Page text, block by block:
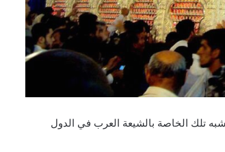
تلك الخاصة بالشيعة العرب في الدول